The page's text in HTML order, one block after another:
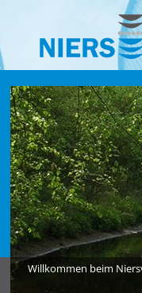
Willkommen beim